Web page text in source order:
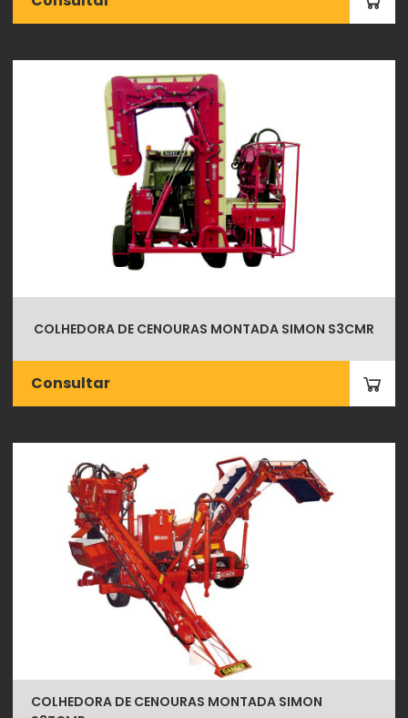
COLHEDORA DE CENOURAS MONTADA SIMON S3CMR
Consultar
COLHEDORA DE CENOURAS MONTADA SIMON